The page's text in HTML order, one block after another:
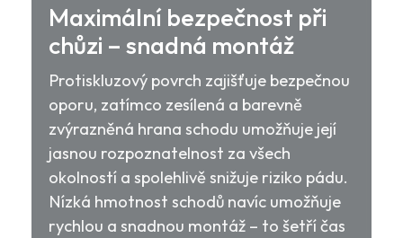
Maximální bezpečnost při
chůzi – snadná montáž
Protiskluzový povrch zajišťuje bezpečnou
oporu, zatímco zesílená a barevně
zvýrazněná hrana schodu umožňuje její
jasnou rozpoznatelnost za všech
okolností a spolehlivě snižuje riziko pádu.
Nízká hmotnost schodů navíc umožňuje
rychlou a snadnou montáž – to šetří čas